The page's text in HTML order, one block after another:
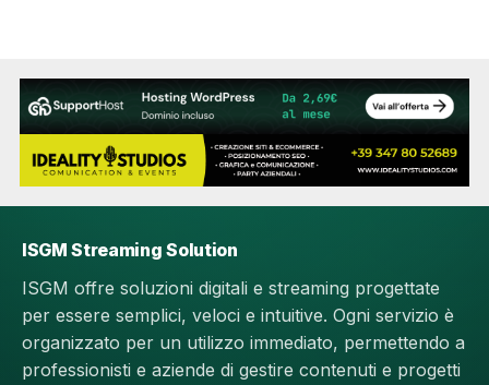
ISGM Streaming Solution
ISGM offre soluzioni digitali e streaming progettate
per essere semplici, veloci e intuitive. Ogni servizio è
organizzato per un utilizzo immediato, permettendo a
professionisti e aziende di gestire contenuti e progetti